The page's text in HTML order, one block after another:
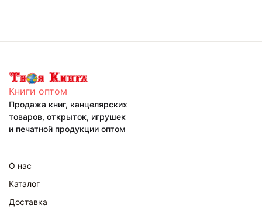
Книги оптом
Продажа книг, канцелярских
товаров, открыток, игрушек
и печатной продукции оптом
О нас
Каталог
Доставка